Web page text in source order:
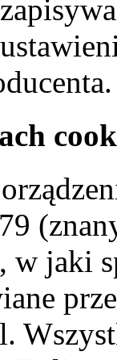
jaki